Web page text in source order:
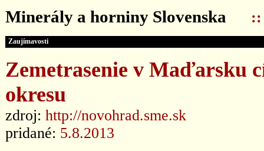
Minerály a horniny Slovenska ::
Zaujímavosti
Zemetrasenie v Maďarsku
okresu
zdroj: http://novohrad.sme.sk
pridané: 5.8.2013